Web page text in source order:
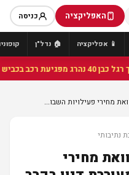
האפליקציה כניסה
📱 אפליקציה 🏠 נדל"ן
25 סמוך לצומת הנשיא, מתנדבי זק"א פועלו בזירה
נתיבותי
השוואת מחירי